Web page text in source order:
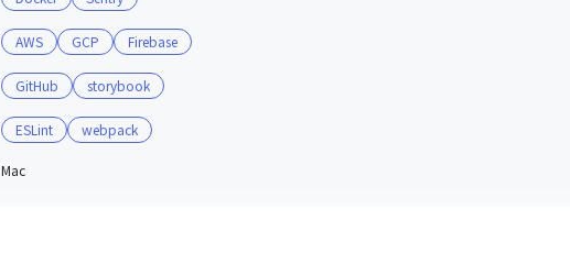
AWS GCP Firebase
GitHub storybook
ESLint webpack
Mac